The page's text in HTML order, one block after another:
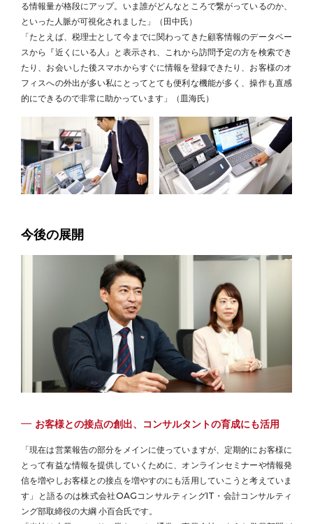
る情報量が格段にアップ。いま誰がどんなところで繋がっているのか、
といった人脈が可視化されました」（田中氏）
「たとえば、税理士として今までに関わってきた顧客情報のデータベー
スから『近くにいる人』と表示され、これから訪問予定の方を検索でき
たり、お会いした後スマホからすぐに情報を登録できたり、お客様のオ
フィスへの外出が多い私にとってとても便利な機能が多く、操作も直感
的にできるので非常に助かっています」（皿海氏）
今後の展開
お客様との接点の創出、コンサルタントの育成にも活用
「現在は営業報告の部分をメインに使っていますが、定期的にお客様に
とって有益な情報を提供していくために、オンラインセミナーや情報発
信を増やしお客様との接点を増やすのにも活用していこうと考えていま
す」と語るのは株式会社OAGコンサルティングIT・会計コンサルティ
ング部取締役の大綱 小百合氏です。